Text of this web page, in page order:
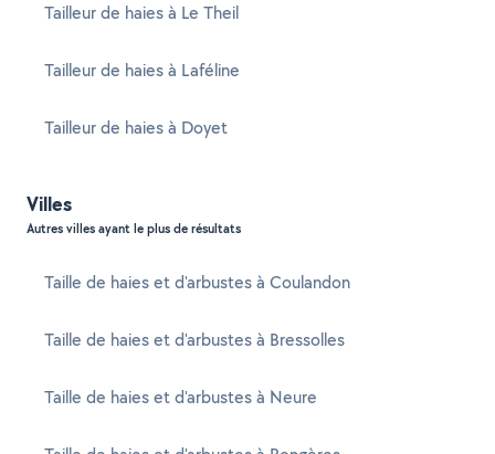
Tailleur de haies à Le Theil
Tailleur de haies à Laféline
Tailleur de haies à Doyet
Villes
Autres villes ayant le plus de résultats
Taille de haies et d'arbustes à Coulandon
Taille de haies et d'arbustes à Bressolles
Taille de haies et d'arbustes à Neure